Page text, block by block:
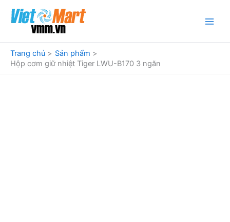
dung
Trang chủ
Sản phẩm
Hộp cơm giữ nhiệt Tiger LWU-B170 3 ngăn